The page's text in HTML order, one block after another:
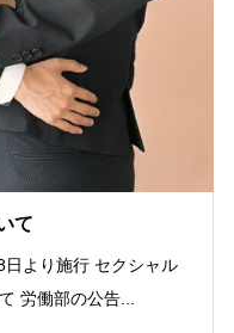
て
より施行 セクシャル
労働部の公告...